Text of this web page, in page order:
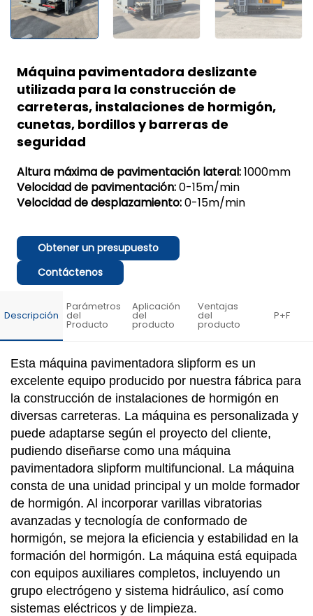
Máquina pavimentadora deslizante
utilizada para la construcción de
carreteras, instalaciones de hormigón,
cunetas, bordillos y barreras de
seguridad
Altura máxima de pavimentación lateral:1000mm
Velocidad de pavimentación:0-15m/min
Velocidad de desplazamiento:0-15m/min
Obtener un presupuesto
Contáctenos
Descripción
Parámetros
del
Producto
Aplicación
del
producto
Ventajas
del
producto
P+F
Esta máquina pavimentadora slipform es un
excelente equipo producido por nuestra fábrica para
la construcción de instalaciones de hormigón en
diversas carreteras. La máquina es personalizada y
puede adaptarse según el proyecto del cliente,
pudiendo diseñarse como una máquina
pavimentadora slipform multifuncional. La máquina
consta de una unidad principal y un molde formador
de hormigón. Al incorporar varillas vibratorias
avanzadas y tecnología de conformado de
hormigón, se mejora la eficiencia y estabilidad en la
formación del hormigón. La máquina está equipada
con equipos auxiliares completos, incluyendo un
grupo electrógeno y sistema hidráulico, así como
sistemas eléctricos y de limpieza.